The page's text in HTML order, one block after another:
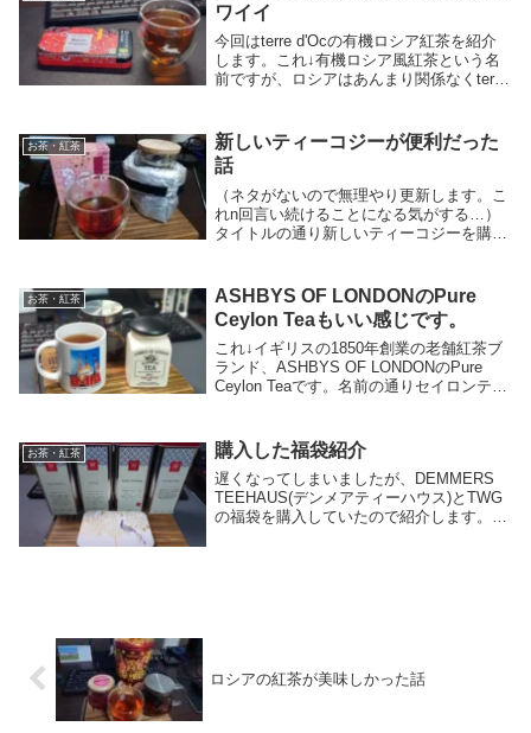
ワイイ
今回はterre d'Ocの有機ロシア紅茶を紹介
します。これ↓有機ロシア風紅茶という名
前ですが、ロシアはあんまり関係なくterre
一目惚れしてパッケージ買いし...
お茶・紅茶
新しいティーコジーが便利だった
話
（ネタがないので無理やり更新します。こ
れn回言い続けることになる気がする…）
タイトルの通り新しいティーコジーを購入
商品で、アルファ米調理や、...
お茶・紅茶
ASHBYS OF LONDONのPure
Ceylon Teaもいい感じです。
これ↓イギリスの1850年創業の老舗紅茶ブ
ランド、ASHBYS OF LONDONのPure
Ceylon Teaです。名前の通りセイロンティ
レートでもミルクティー...
お茶・紅茶 購入した福袋紹介
遅くなってしまいましたが、DEMMERS
TEEHAUS(デンメアティーハウス)とTWG
の福袋を購入していたので紹介します。
ロシアの紅茶が美味しかった話